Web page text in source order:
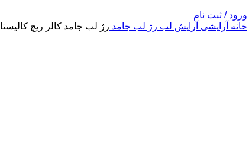
ورود / ثبت نام
خانه آرایشی آرایش لب رژ لب جامد رژ لب جامد کالر ریچ کالیستا